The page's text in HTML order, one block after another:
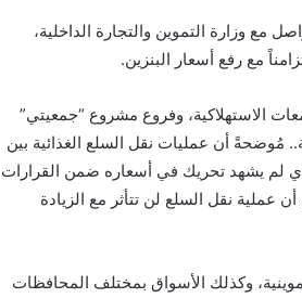
مع وزارة التموين والتجارة الداخلية،
مع رفع أسعار البنزين.
الاستهلاكية، وفروع مشروع “جمعيتي”
مُوضحةً أن ‏عمليات نقل السلع الغذائية بين
لم يشهد تحريك في أسعاره ضمن القرارات
عملية نقل السلع لن تتأثر مع الزيادة
وكذلك الأسواق بمختلف المحافظات